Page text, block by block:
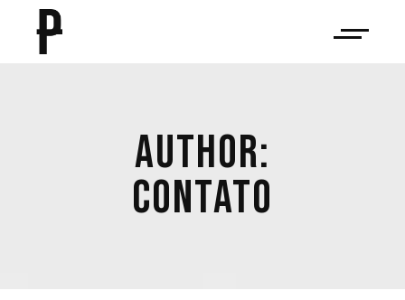
AUTHOR:
CONTATO